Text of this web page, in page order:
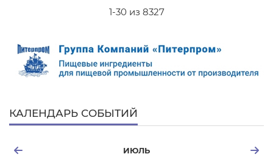
1-30 из 8327
КАЛЕНДАРЬ СОБЫТИЙ
ИЮЛЬ